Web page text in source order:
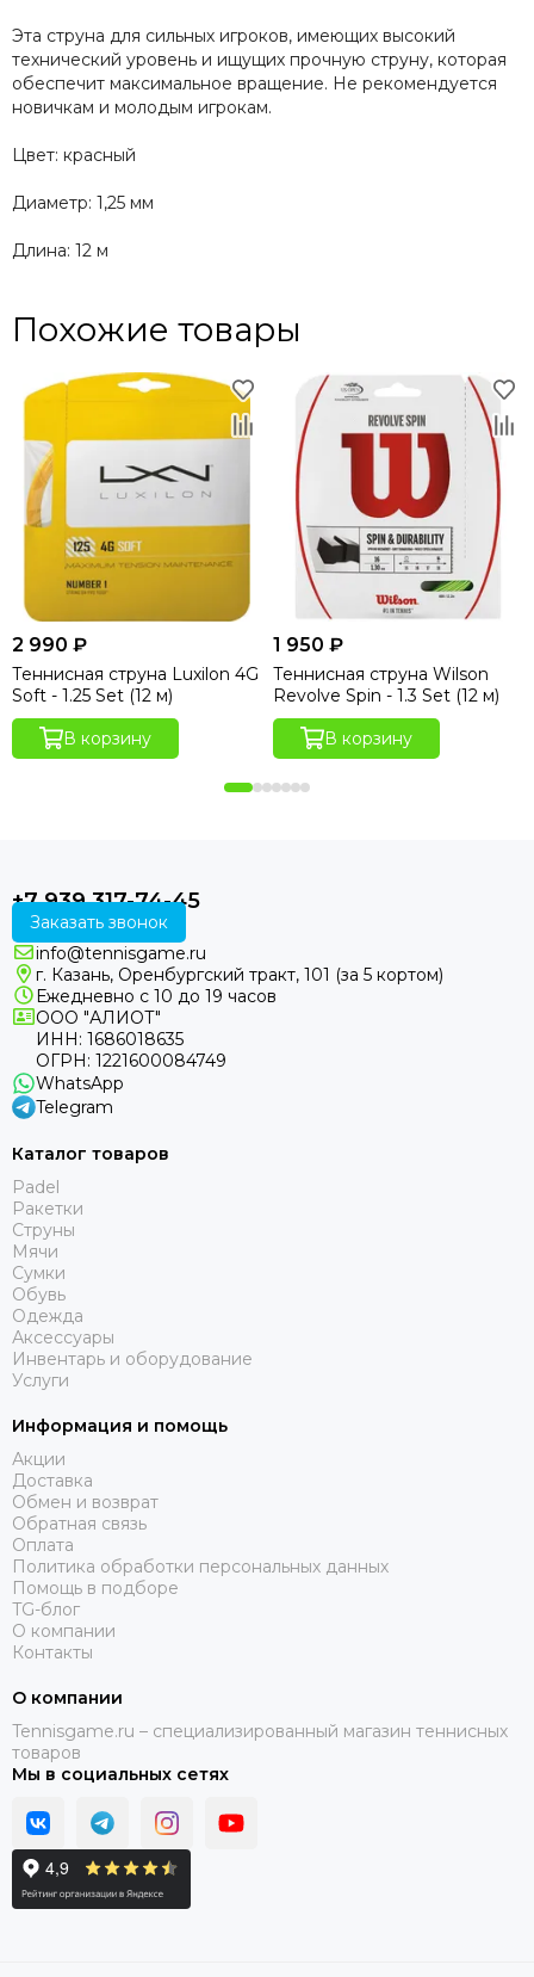
Эта струна для сильных игроков, имеющих высокий
технический уровень и ищущих прочную струну, которая
обеспечит максимальное вращение. Не рекомендуется
новичкам и молодым игрокам.
Цвет: красный
Диаметр: 1,25 мм
Длина: 12 м
Похожие товары
2 990 ₽
Теннисная струна Luxilon 4G
Soft - 1.25 Set (12 м)
В корзину
1 950 ₽
Теннисная струна Wilson
Revolve Spin - 1.3 Set (12 м)
В корзину
+7 939 317-74-45
Заказать звонок
info@tennisgame.ru
г. Казань, Оренбургский тракт, 101 (за 5 кортом)
Ежедневно с 10 до 19 часов
ООО "АЛИОТ"
ИНН: 1686018635
ОГРН: 1221600084749
WhatsApp
Telegram
Каталог товаров
Padel
Ракетки
Струны
Мячи
Сумки
Обувь
Одежда
Аксессуары
Инвентарь и оборудование
Услуги
Информация и помощь
Акции
Доставка
Обмен и возврат
Обратная связь
Оплата
Политика обработки персональных данных
Помощь в подборе
TG-блог
О компании
Контакты
О компании
Tennisgame.ru – специализированный магазин теннисных
товаров
Мы в социальных сетях